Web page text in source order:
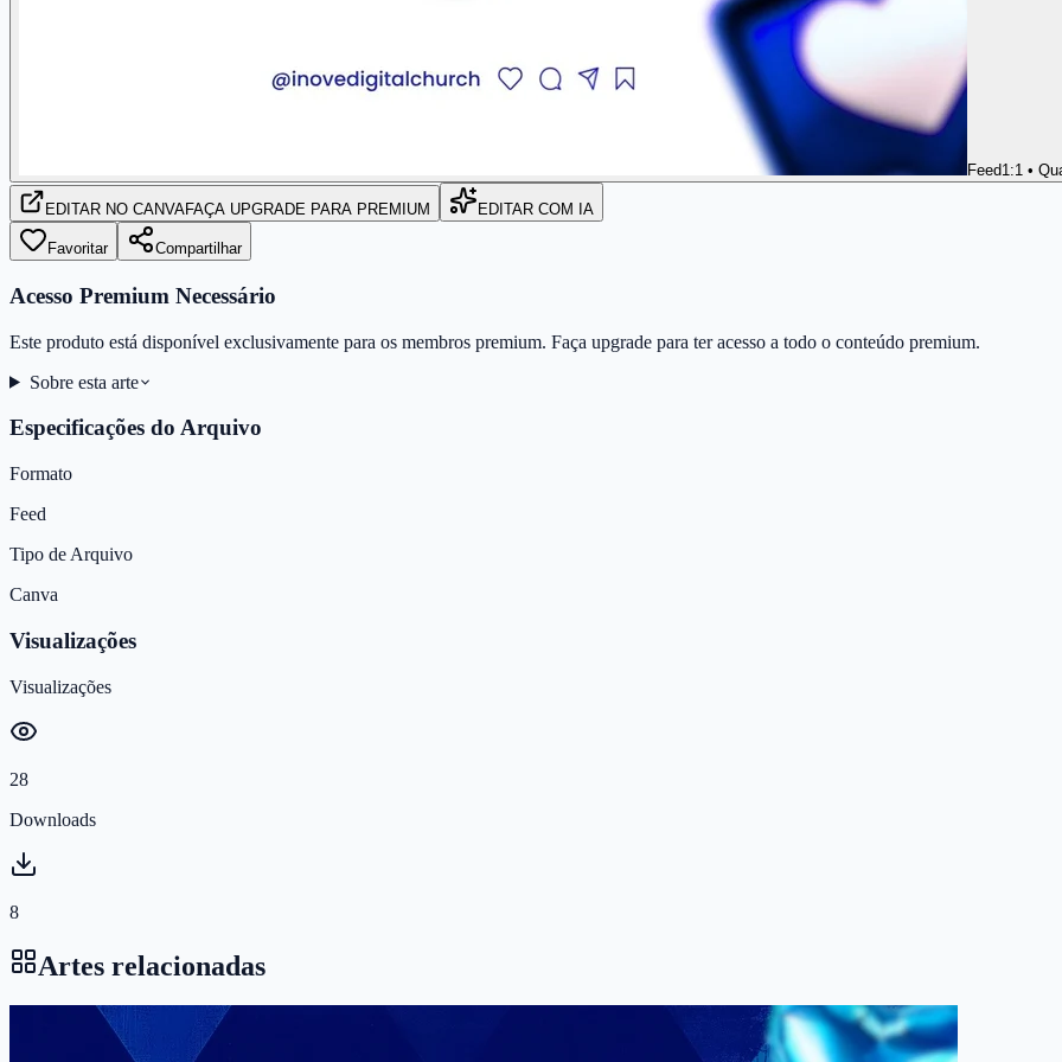
Feed1:1 •
EDITAR NO CANVAFAÇA UPGRADE PARA PREMIUM EDITAR COM IA
Favoritar Compartilhar
Acesso Premium Necessário
Este produto está disponível exclusivamente para os membros premium. Faça upgrade para ter acesso a todo o conteúdo premium.
Sobre esta arte
Especificações do Arquivo
Formato
Feed
Tipo de Arquivo
Canva
Visualizações
Visualizações
28
Downloads
8
Artes relacionadas